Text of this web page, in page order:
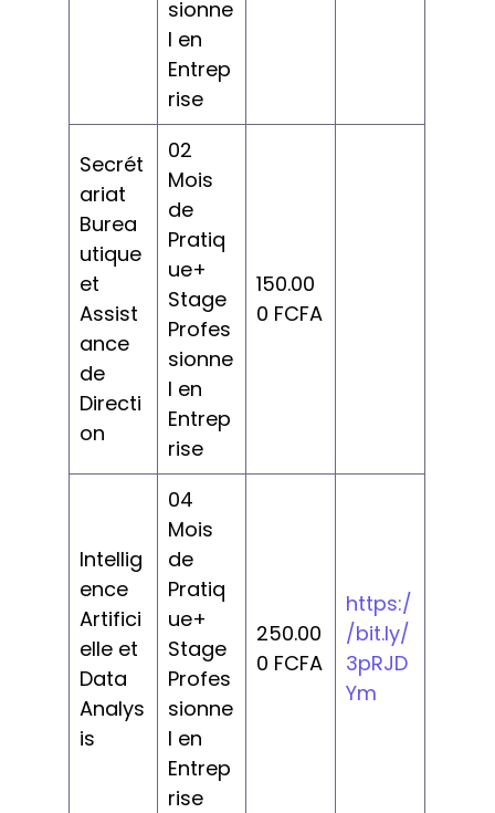
sionne
l en
Entrep
rise
Secrét
ariat
Burea
utique
et
Assist
ance
de
Directi
on
02
Mois
de
Pratiq
ue+
Stage
Profes
sionne
l en
Entrep
rise
150.00
0 FCFA
Intellig
ence
Artifici
elle et
Data
Analys
is
04
Mois
de
Pratiq
ue+
Stage
Profes
sionne
l en
Entrep
rise
250.00
0 FCFA
https:/
/bit.ly/
3pRJD
Ym